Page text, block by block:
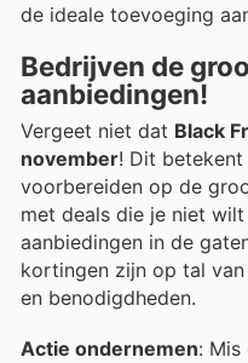
de ideale toevoeging
Bedrijven de
aanbiedingen!
Vergeet niet dat Black
november! Dit
voorbereiden op de
met deals die je niet
aanbiedingen in de
kortingen zijn op tal
en benodigdheden.
Actie ondernemen: